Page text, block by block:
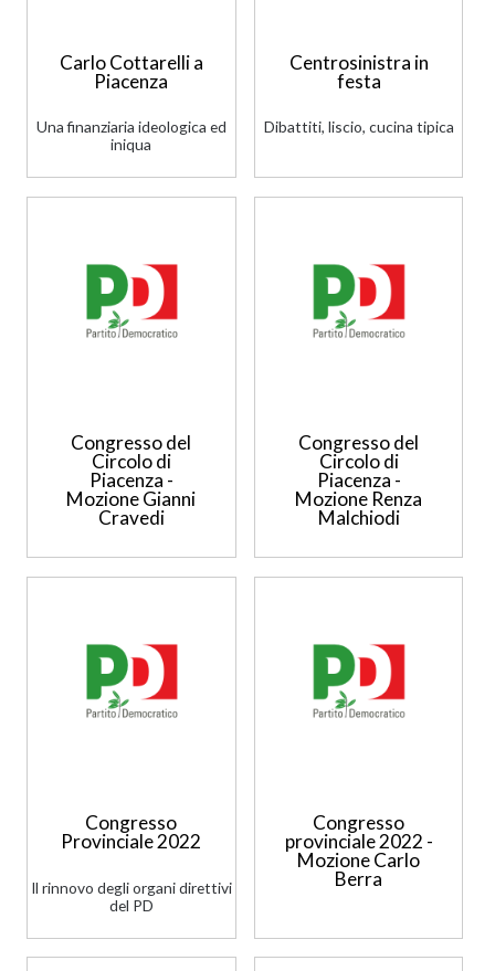
Carlo Cottarelli a
Piacenza
Una finanziaria ideologica ed
iniqua
Centrosinistra in
festa
Dibattiti, liscio, cucina tipica
Congresso del
Circolo di
Piacenza -
Mozione Gianni
Cravedi
Congresso del
Circolo di
Piacenza -
Mozione Renza
Malchiodi
Congresso
Provinciale 2022
Il rinnovo degli organi direttivi
del PD
Congresso
provinciale 2022 -
Mozione Carlo
Berra